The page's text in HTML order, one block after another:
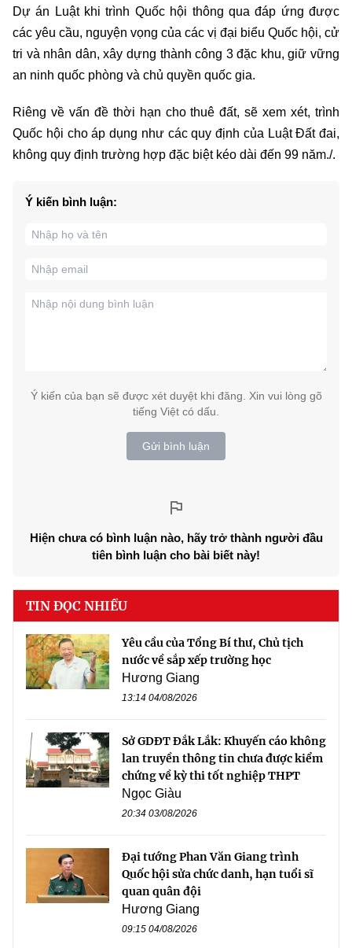
Dự án Luật khi trình Quốc hội thông qua đáp ứng được
các yêu cầu, nguyện vọng của các vị đại biểu Quốc hội, cử
tri và nhân dân, xây dựng thành công 3 đặc khu, giữ vững
an ninh quốc phòng và chủ quyền quốc gia.
Riêng về vấn đề thời hạn cho thuê đất, sẽ xem xét, trình
Quốc hội cho áp dụng như các quy định của Luật Đất đai,
không quy định trường hợp đặc biệt kéo dài đến 99 năm./.
Ý kiến bình luận:
Ý kiến của bạn sẽ được xét duyệt khi đăng. Xin vui lòng gõ
tiếng Việt có dấu.
Gửi bình luận
Hiện chưa có bình luận nào, hãy trở thành người đầu
tiên bình luận cho bài biết này!
TIN ĐỌC NHIỀU
Yêu cầu của Tổng Bí thư, Chủ tịch
nước về sắp xếp trường học
Hương Giang
13:14 04/08/2026
Sở GDĐT Đắk Lắk: Khuyến cáo không
lan truyền thông tin chưa được kiểm
chứng về kỳ thi tốt nghiệp THPT
Ngọc Giàu
20:34 03/08/2026
Đại tướng Phan Văn Giang trình
Quốc hội sửa chức danh, hạn tuổi sĩ
quan quân đội
Hương Giang
09:15 04/08/2026